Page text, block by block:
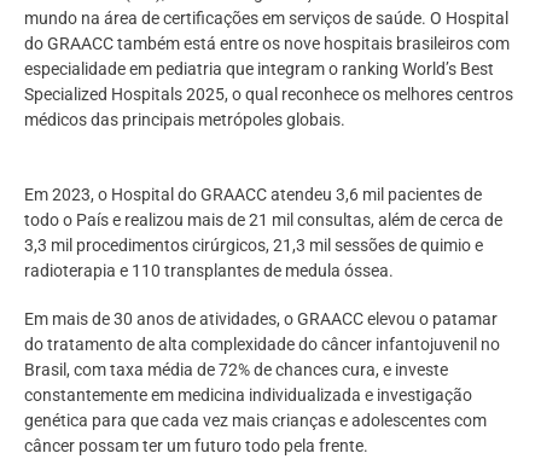
mundo na área de certificações em serviços de saúde. O Hospital
do GRAACC também está entre os nove hospitais brasileiros com
especialidade em pediatria que integram o ranking World’s Best
Specialized Hospitals 2025, o qual reconhece os melhores centros
médicos das principais metrópoles globais.
Em 2023, o Hospital do GRAACC atendeu 3,6 mil pacientes de
todo o País e realizou mais de 21 mil consultas, além de cerca de
3,3 mil procedimentos cirúrgicos, 21,3 mil sessões de quimio e
radioterapia e 110 transplantes de medula óssea.
Em mais de 30 anos de atividades, o GRAACC elevou o patamar
do tratamento de alta complexidade do câncer infantojuvenil no
Brasil, com taxa média de 72% de chances cura, e investe
constantemente em medicina individualizada e investigação
genética para que cada vez mais crianças e adolescentes com
câncer possam ter um futuro todo pela frente.